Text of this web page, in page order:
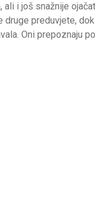
i još snažnije
preduvjete,
Oni prepoznaju